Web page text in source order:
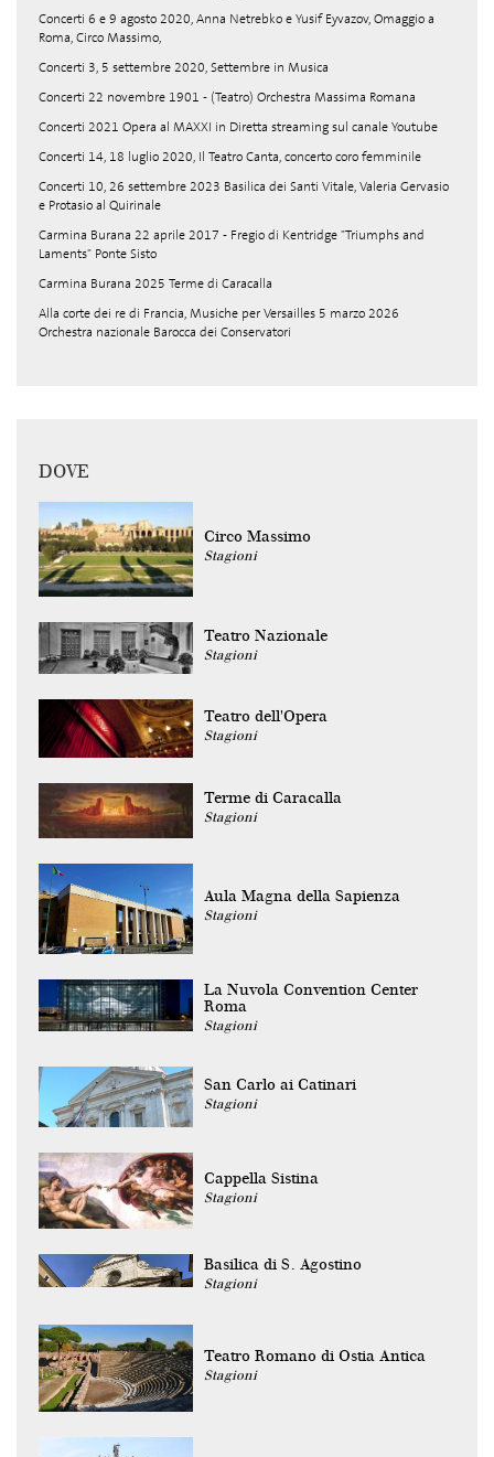
Concerti 6 e 9 agosto 2020, Anna Netrebko e Yusif Eyvazov, Omaggio a
Roma, Circo Massimo,
Concerti 3, 5 settembre 2020, Settembre in Musica
Concerti 22 novembre 1901 - (Teatro) Orchestra Massima Romana
Concerti 2021 Opera al MAXXI in Diretta streaming sul canale Youtube
Concerti 14, 18 luglio 2020, Il Teatro Canta, concerto coro femminile
Concerti 10, 26 settembre 2023 Basilica dei Santi Vitale, Valeria Gervasio
e Protasio al Quirinale
Carmina Burana 22 aprile 2017 - Fregio di Kentridge "Triumphs and
Laments" Ponte Sisto
Carmina Burana 2025 Terme di Caracalla
Alla corte dei re di Francia, Musiche per Versailles 5 marzo 2026
Orchestra nazionale Barocca dei Conservatori
DOVE
Circo Massimo
Stagioni
Teatro Nazionale
Stagioni
Teatro dell'Opera
Stagioni
Terme di Caracalla
Stagioni
Aula Magna della Sapienza
Stagioni
La Nuvola Convention Center
Roma
Stagioni
San Carlo ai Catinari
Stagioni
Cappella Sistina
Stagioni
Basilica di S. Agostino
Stagioni
Teatro Romano di Ostia Antica
Stagioni